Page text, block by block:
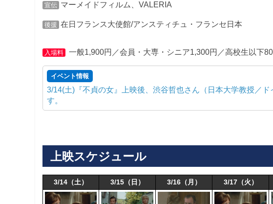
宣伝 マーメイドフィルム、VALERIA
後援 在日フランス大使館/アンスティチュ・フランセ日本
入場料 一般1,900円／会員・大専・シニア1,300円／高校生以下
イベント情報
3/14(土)『不貞の女』上映後、渋谷哲也さん（日本大学教授／
す。
上映スケジュール
3/14（土） 3/15（日） 3/16（月） 3/17（火）